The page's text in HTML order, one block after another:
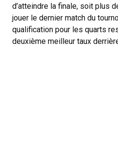
d’atteindre la finale, soit plus
jouer le dernier match du
qualification pour les quarts
deuxième meilleur taux